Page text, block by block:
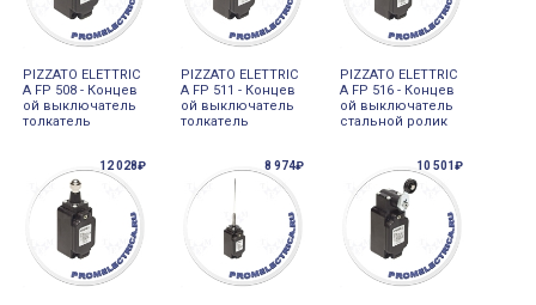
PIZZATO ELETTRIC
A FP 508 - Концев
ой выключатель
толкатель
PIZZATO ELETTRIC
A FP 511 - Концев
ой выключатель
толкатель
PIZZATO ELETTRIC
A FP 516 - Концев
ой выключатель
стальной ролик
12 028₽ 8 974₽ 10 501₽